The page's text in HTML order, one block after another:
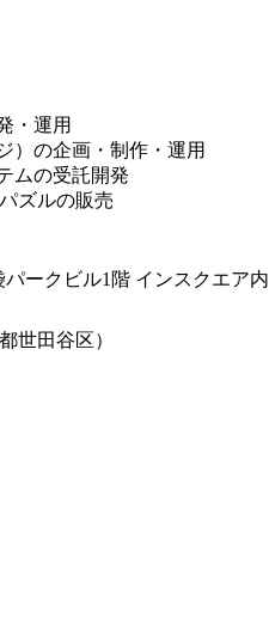
・運用
）の企画・制作・運用
ムの受託開発
ズルの販売
ークビル1階 インスクエア内
世田谷区）